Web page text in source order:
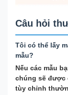
Câu hỏi
Tôi có thể lấy
mẫu?
Nếu các mẫu
chúng sẽ được
tùy chỉnh